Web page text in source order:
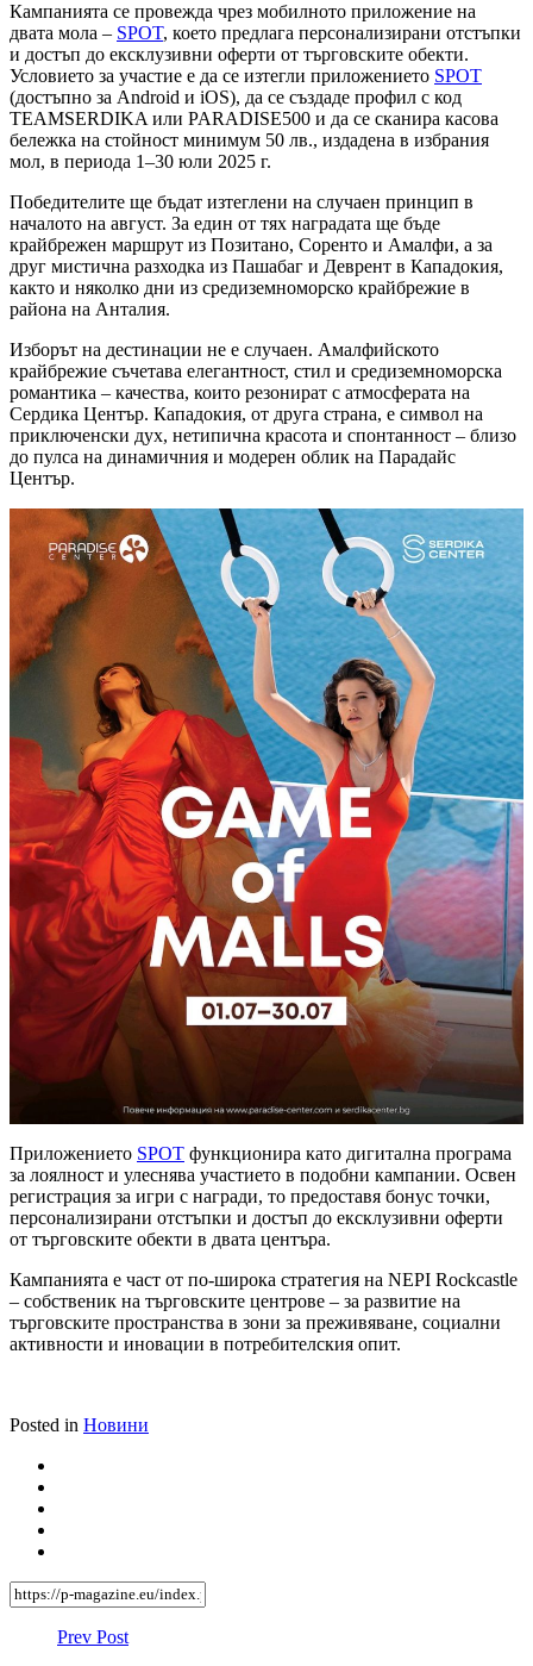
Кампанията се провежда чрез мобилното приложение на
двата мола – SPOT, което предлага персонализирани отстъпки
и достъп до ексклузивни оферти от търговските обекти.
Условието за участие е да се изтегли приложението SPOT
(достъпно за Android и iOS), да се създаде профил с код
TEAMSERDIKA или PARADISE500 и да се сканира касова
бележка на стойност минимум 50 лв., издадена в избрания
мол, в периода 1–30 юли 2025 г.
Победителите ще бъдат изтеглени на случаен принцип в
началото на август. За един от тях наградата ще бъде
крайбрежен маршрут из Позитано, Соренто и Амалфи, а за
друг мистична разходка из Пашабаг и Деврент в Кападокия,
както и няколко дни из средиземноморско крайбрежие в
района на Анталия.
Изборът на дестинации не е случаен. Амалфийското
крайбрежие съчетава елегантност, стил и средиземноморска
романтика – качества, които резонират с атмосферата на
Сердика Център. Кападокия, от друга страна, е символ на
приключенски дух, нетипична красота и спонтанност – близо
до пулса на динамичния и модерен облик на Парадайс
Център.
Приложението SPOT функционира като дигитална програма
за лоялност и улеснява участието в подобни кампании. Освен
регистрация за игри с награди, то предоставя бонус точки,
персонализирани отстъпки и достъп до ексклузивни оферти
от търговските обекти в двата центъра.
Кампанията е част от по-широка стратегия на NEPI Rockcastle
– собственик на търговските центрове – за развитие на
търговските пространства в зони за преживяване, социални
активности и иновации в потребителския опит.
Posted in Новини
Prev Post